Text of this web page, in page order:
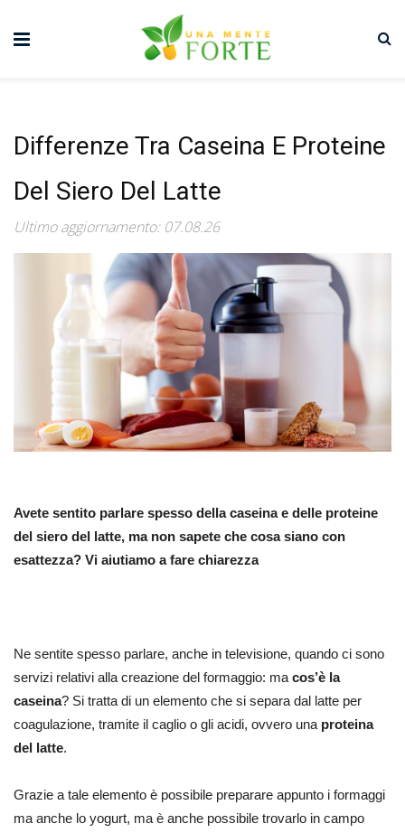
Differenze Tra Caseina E Proteine
Del Siero Del Latte
Ultimo aggiornamento: 07.08.26
Avete sentito parlare spesso della caseina e delle proteine
del siero del latte, ma non sapete che cosa siano con
esattezza? Vi aiutiamo a fare chiarezza
Ne sentite spesso parlare, anche in televisione, quando ci sono
servizi relativi alla creazione del formaggio: ma cos’è la
caseina? Si tratta di un elemento che si separa dal latte per
coagulazione, tramite il caglio o gli acidi, ovvero una proteina
del latte.
Grazie a tale elemento è possibile preparare appunto i formaggi
ma anche lo yogurt, ma è anche possibile trovarlo in campo